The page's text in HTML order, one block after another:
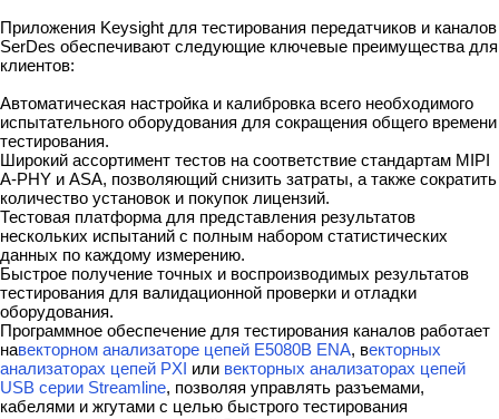
Приложения Keysight для тестирования передатчиков и каналов
SerDes обеспечивают следующие ключевые преимущества для
клиентов:
Автоматическая настройка и калибровка всего необходимого
испытательного оборудования для сокращения общего времени
тестирования.
Широкий ассортимент тестов на соответствие стандартам MIPI
A-PHY и ASA, позволяющий снизить затраты, а также сократить
количество установок и покупок лицензий.
Тестовая платформа для представления результатов
нескольких испытаний с полным набором статистических
данных по каждому измерению.
Быстрое получение точных и воспроизводимых результатов
тестирования для валидационной проверки и отладки
оборудования.
Программное обеспечение для тестирования каналов работает
навекторном анализаторе цепей E5080B ENA, векторных
анализаторах цепей PXI или векторных анализаторах цепей
USB серии Streamline, позволяя управлять разъемами,
кабелями и жгутами с целью быстрого тестирования